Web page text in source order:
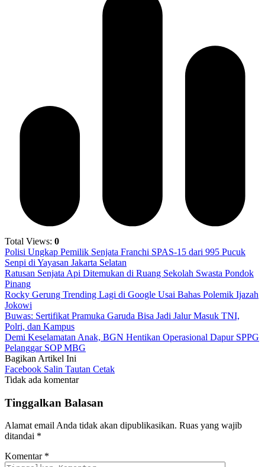
Total Views: 0
Polisi Ungkap Pemilik Senjata Franchi SPAS-15 dari 995 Pucuk
Senpi di Yayasan Jakarta Selatan
Ratusan Senjata Api Ditemukan di Ruang Sekolah Swasta Pondok
Pinang
Rocky Gerung Trending Lagi di Google Usai Bahas Polemik Ijazah
Jokowi
Buwas: Sertifikat Pramuka Garuda Bisa Jadi Jalur Masuk TNI,
Polri, dan Kampus
Demi Keselamatan Anak, BGN Hentikan Operasional Dapur SPPG
Pelanggar SOP MBG
Bagikan Artikel Ini
Facebook Salin Tautan Cetak
Tidak ada komentar
Tinggalkan Balasan
Alamat email Anda tidak akan dipublikasikan. Ruas yang wajib
ditandai *
Komentar *